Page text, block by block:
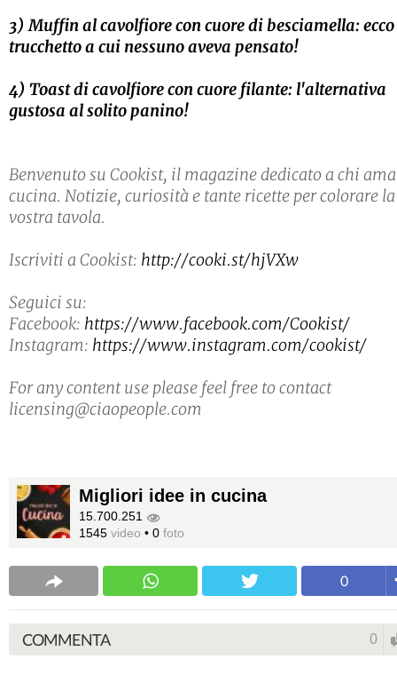
3) Muffin al cavolfiore con cuore di besciamella:
trucchetto a cui nessuno aveva pensato!
4) Toast di cavolfiore con cuore filante: l'alternativa
gustosa al solito panino!
Benvenuto su Cookist, il magazine dedicato a chi
cucina. Notizie, curiosità e tante ricette per colorare la
vostra tavola.
Iscriviti a Cookist: http://cooki.st/hjVXw
Seguici su:
Facebook: https://www.facebook.com/Cookist/
Instagram: https://www.instagram.com/cookist/
For any content use please feel free to contact
licensing@ciaopeople.com
Migliori idee in cucina
15.700.251
1545 video • 0 foto
0
COMMENTA 0